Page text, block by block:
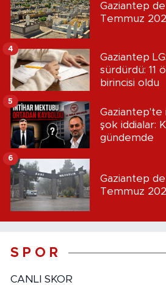
Gaziantep
Temmuz
Gaziantep
sürdürdü: 11
birincisi oldu
4
Gaziantep'te
şok iddialar:
gündemde
5
Gaziantep
Temmuz
6
S P O R
CANLI SKOR